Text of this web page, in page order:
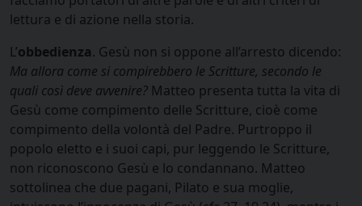
lettura e di azione nella storia.
L’obbedienza. Gesù non si oppone all’arresto dicendo:
Ma allora come si compirebbero le Scritture, secondo le
quali così deve avvenire? Matteo presenta tutta la vita di
Gesù come compimento delle Scritture, cioè come
compimento della volontà del Padre. Purtroppo il
popolo eletto e i suoi capi, pur leggendo le Scritture,
non riconoscono Gesù e lo condannano. Matteo
sottolinea che due pagani, Pilato e sua moglie,